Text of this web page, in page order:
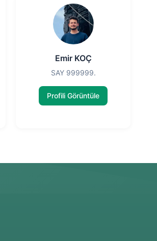
Emir KOÇ
SAY 999999.
Profili Görüntüle